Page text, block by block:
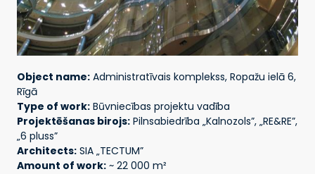
Object name: Administratīvais komplekss, Ropažu ielā 6,
Rīgā
Type of work: Būvniecības projektu vadība
Projektēšanas birojs: Pilnsabiedrība „Kalnozols”, „RE&RE”,
„6 pluss”
Architects: SIA „TECTUM”
Amount of work: ~ 22 000 m²